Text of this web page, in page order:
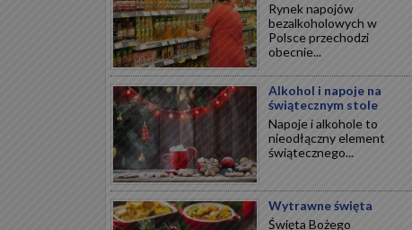
Rynek napojów
bezalkoholowych w
Polsce przechodzi
obecnie...
Alkohol i napoje na
świątecznym stole
Napoje i alkohole to
nieodłączny element
świątecznego...
Wytrawne święta
Święta Bożego